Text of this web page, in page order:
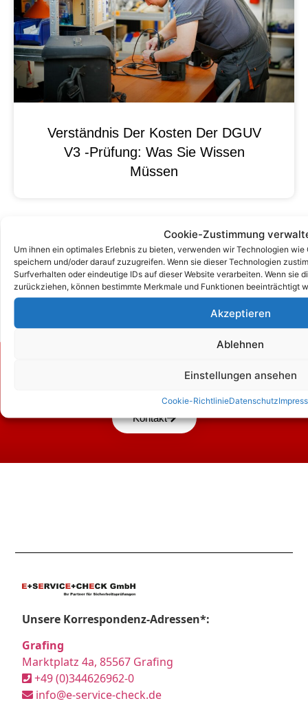
Cookie-Zustimmung
Um ihnen ein optimales Erlebnis zu bieten, verwenden wir Technologien
speichern und/oder darauf zuzugreifen. Wenn sie dieser Technologien
Surfverhalten oder eindeutige IDs auf dieser Website verarbeiten. Wenn sie
zurückziehen, können bestimmte Merkmale und Funktionen beeinträchtigt
Akzeptieren
Ablehnen
Einstellungen ansehen
Cookie-RichtlinieDatenschutz
Verständnis Der Kosten Der DGUV
V3 -Prüfung: Was Sie Wissen
Müssen
Zum Kontaktformular
Kontakt
Unsere Korrespondenz-Adressen*:
Grafing
Marktplatz 4a, 85567 Grafing
+49 (0)344626962-0
info@e-service-check.de